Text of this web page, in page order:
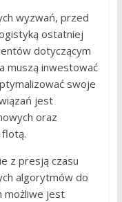
wyzwań, przed
ostatniej
dotyczącym
muszą inwestować
swoje
jest
oraz
z presją czasu
algorytmów do
możliwe jest